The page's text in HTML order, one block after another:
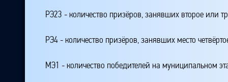
РЭ23 - количество призёров, занявших второе или
РЭ4 - количество призёров, занявших место
МЭ1 - количество победителей на муниципальном